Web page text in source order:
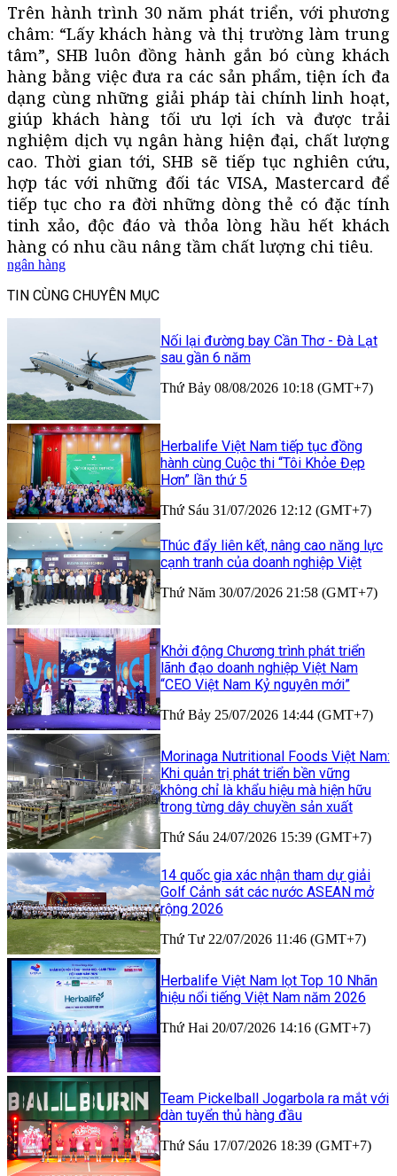
Trên hành trình 30 năm phát triển, với phương
châm: “Lấy khách hàng và thị trường làm trung
tâm”, SHB luôn đồng hành gắn bó cùng khách
hàng bằng việc đưa ra các sản phẩm, tiện ích đa
dạng cùng những giải pháp tài chính linh hoạt,
giúp khách hàng tối ưu lợi ích và được trải
nghiệm dịch vụ ngân hàng hiện đại, chất lượng
cao. Thời gian tới, SHB sẽ tiếp tục nghiên cứu,
hợp tác với những đối tác VISA, Mastercard để
tiếp tục cho ra đời những dòng thẻ có đặc tính
tinh xảo, độc đáo và thỏa lòng hầu hết khách
hàng có nhu cầu nâng tầm chất lượng chi tiêu.
ngân hàng
TIN CÙNG CHUYÊN MỤC
Nối lại đường bay Cần Thơ - Đà Lạt
sau gần 6 năm
Thứ Bảy 08/08/2026 10:18 (GMT+7)
Herbalife Việt Nam tiếp tục đồng
hành cùng Cuộc thi “Tôi Khỏe Đẹp
Hơn” lần thứ 5
Thứ Sáu 31/07/2026 12:12 (GMT+7)
Thúc đẩy liên kết, nâng cao năng lực
cạnh tranh của doanh nghiệp Việt
Thứ Năm 30/07/2026 21:58 (GMT+7)
Khởi động Chương trình phát triển
lãnh đạo doanh nghiệp Việt Nam
“CEO Việt Nam Kỷ nguyên mới”
Thứ Bảy 25/07/2026 14:44 (GMT+7)
Morinaga Nutritional Foods Việt Nam:
Khi quản trị phát triển bền vững
không chỉ là khẩu hiệu mà hiện hữu
trong từng dây chuyền sản xuất
Thứ Sáu 24/07/2026 15:39 (GMT+7)
14 quốc gia xác nhận tham dự giải
Golf Cảnh sát các nước ASEAN mở
rộng 2026
Thứ Tư 22/07/2026 11:46 (GMT+7)
Herbalife Việt Nam lọt Top 10 Nhãn
hiệu nổi tiếng Việt Nam năm 2026
Thứ Hai 20/07/2026 14:16 (GMT+7)
Team Pickelball Jogarbola ra mắt với
dàn tuyển thủ hàng đầu
Thứ Sáu 17/07/2026 18:39 (GMT+7)